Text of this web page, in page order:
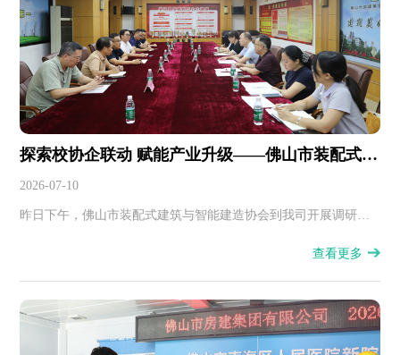
探索校协企联动 赋能产业升级——佛山市装配式建
筑与智能建造协会走访佛山房建集团
2026-07-10
昨日下午，佛山市装配式建筑与智能建造协会到我司开展调研交
查看更多